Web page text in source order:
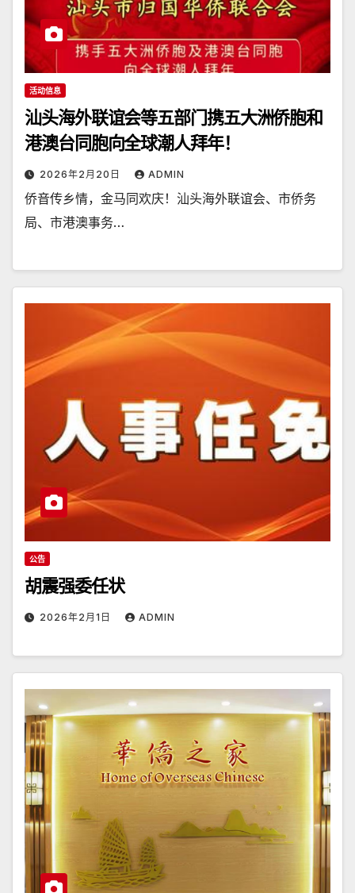
活动信息
汕头海外联谊会等五部门携五大洲侨胞和
港澳台同胞向全球潮人拜年！
2026年2月20日 ADMIN
侨音传乡情，金马同欢庆！汕头海外联谊会、市侨务
局、市港澳事务…
公告
胡震强委任状
2026年2月1日 ADMIN